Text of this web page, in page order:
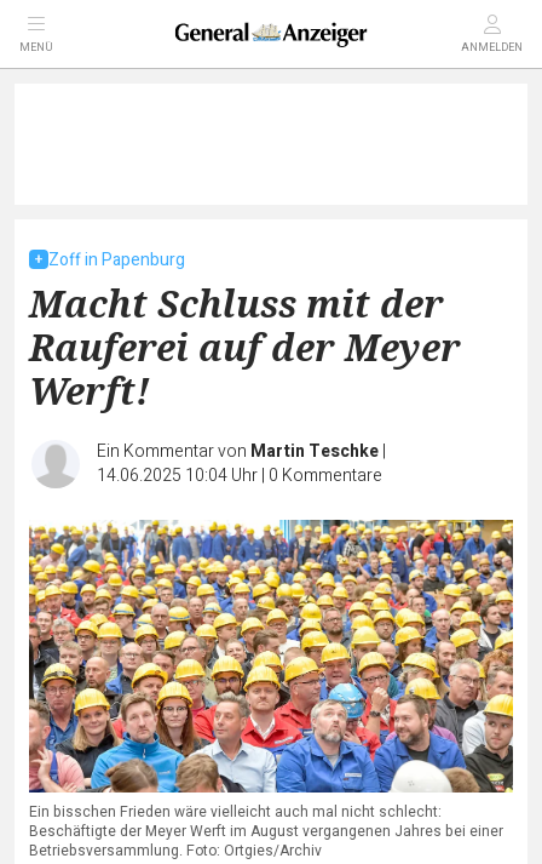
MENÜ ANMELDEN
Zoff in Papenburg
Macht Schluss mit der
Rauferei auf der Meyer
Werft!
Ein Kommentar von Martin Teschke|
14.06.2025 10:04 Uhr| 0 Kommentare
Ein bisschen Frieden wäre vielleicht auch mal nicht schlecht:
Beschäftigte der Meyer Werft im August vergangenen Jahres bei einer
Betriebsversammlung. Foto: Ortgies/Archiv